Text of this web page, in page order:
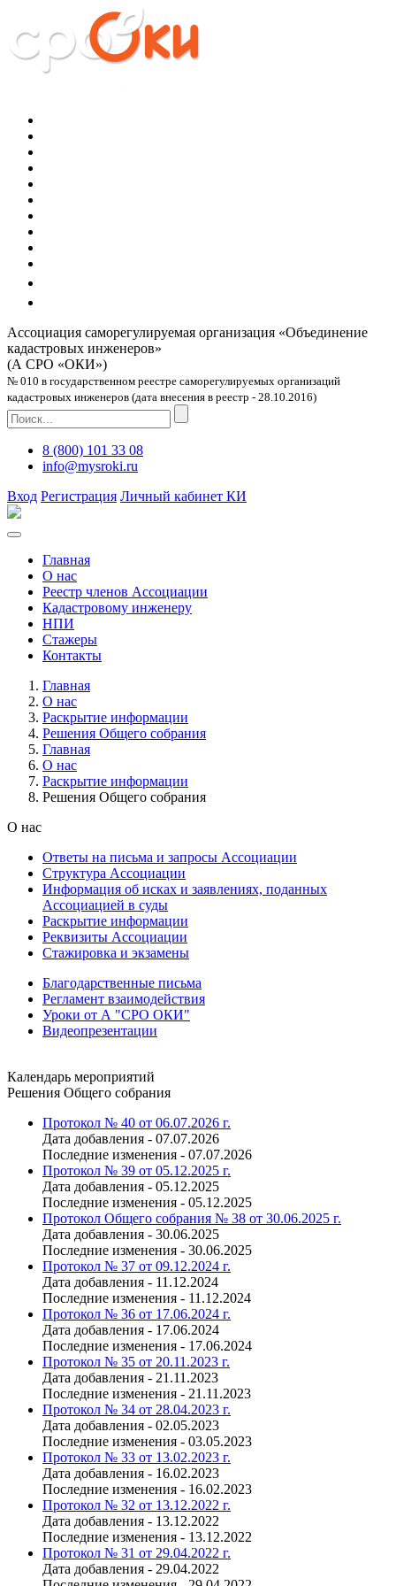
Ассоциация саморегулируемая организация «Объединение
кадастровых инженеров»
(А СРО «ОКИ»)
№ 010 в государственном реестре саморегулируемых организаций
кадастровых инженеров (дата внесения в реестр - 28.10.2016)
8 (800) 101 33 08
info@mysroki.ru
Вход Регистрация Личный кабинет КИ
Главная
О нас
Реестр членов Ассоциации
Кадастровому инженеру
НПИ
Стажеры
Контакты
Главная
О нас
Раскрытие информации
Решения Общего собрания
Главная
О нас
Раскрытие информации
Решения Общего собрания
О нас
Ответы на письма и запросы Ассоциации
Структура Ассоциации
Информация об исках и заявлениях, поданных
Ассоциацией в суды
Раскрытие информации
Реквизиты Ассоциации
Стажировка и экзамены
Благодарственные письма
Регламент взаимодействия
Уроки от А "СРО ОКИ"
Видеопрезентации
Календарь мероприятий
Решения Общего собрания
Протокол № 40 от 06.07.2026 г.
Дата добавления - 07.07.2026
Последние изменения - 07.07.2026
Протокол № 39 от 05.12.2025 г.
Дата добавления - 05.12.2025
Последние изменения - 05.12.2025
Протокол Общего собрания № 38 от 30.06.2025 г.
Дата добавления - 30.06.2025
Последние изменения - 30.06.2025
Протокол № 37 от 09.12.2024 г.
Дата добавления - 11.12.2024
Последние изменения - 11.12.2024
Протокол № 36 от 17.06.2024 г.
Дата добавления - 17.06.2024
Последние изменения - 17.06.2024
Протокол № 35 от 20.11.2023 г.
Дата добавления - 21.11.2023
Последние изменения - 21.11.2023
Протокол № 34 от 28.04.2023 г.
Дата добавления - 02.05.2023
Последние изменения - 03.05.2023
Протокол № 33 от 13.02.2023 г.
Дата добавления - 16.02.2023
Последние изменения - 16.02.2023
Протокол № 32 от 13.12.2022 г.
Дата добавления - 13.12.2022
Последние изменения - 13.12.2022
Протокол № 31 от 29.04.2022 г.
Дата добавления - 29.04.2022